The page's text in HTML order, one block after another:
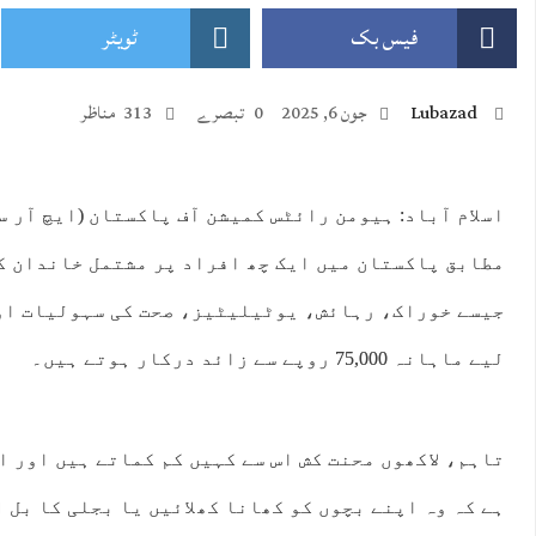
فیس بک ٹویٹر
Lubazad جون 6, 2025 0 تبصرے 313 مناظر
اسلام آباد: ہیومن رائٹس کمیشن آف پاکستان (ایچ آر
مطابق پاکستان میں ایک چھ افراد پر مشتمل
جیسے خوراک، رہائش، یوٹیلیٹیز، صحت کی سہولیات
لیے ماہانہ 75,000 روپے سے زائد درکار ہوتے ہیں۔
تاہم، لاکھوں محنت کش اس سے کہیں کم کماتے ہیں اور
ہے کہ وہ اپنے بچوں کو کھانا کھلائیں یا بجلی کا بل
13:00
31°C
14:00
31°C 30°C
16:00
28°C 27°C
18:00
27°C